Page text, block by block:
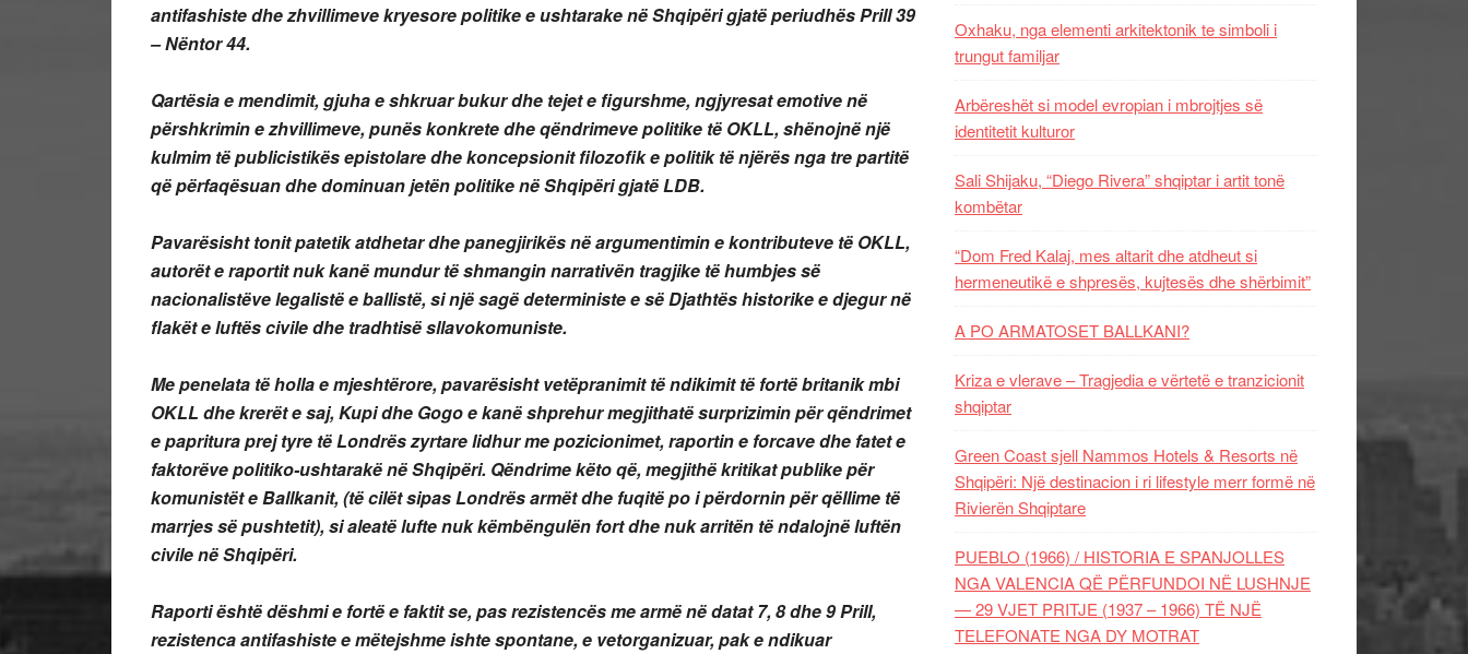
antifashiste dhe zhvillimeve kryesore politike e ushtarake në Shqipëri gjatë periudhës Prill 39
– Nëntor 44.
Qartësia e mendimit, gjuha e shkruar bukur dhe tejet e figurshme, ngjyresat emotive në
përshkrimin e zhvillimeve, punës konkrete dhe qëndrimeve politike të OKLL, shënojnë një
kulmim të publicistikës epistolare dhe koncepsionit filozofik e politik të njërës nga tre partitë
që përfaqësuan dhe dominuan jetën politike në Shqipëri gjatë LDB.
Pavarësisht tonit patetik atdhetar dhe panegjirikës në argumentimin e kontributeve të OKLL,
autorët e raportit nuk kanë mundur të shmangin narrativën tragjike të humbjes së
nacionalistëve legalistë e ballistë, si një sagë deterministe e së Djathtës historike e djegur në
flakët e luftës civile dhe tradhtisë sllavokomuniste.
Me penelata të holla e mjeshtërore, pavarësisht vetëpranimit të ndikimit të fortë britanik mbi
OKLL dhe krerët e saj, Kupi dhe Gogo e kanë shprehur megjithatë surprizimin për qëndrimet
e papritura prej tyre të Londrës zyrtare lidhur me pozicionimet, raportin e forcave dhe fatet e
faktorëve politiko-ushtarakë në Shqipëri. Qëndrime këto që, megjithë kritikat publike për
komunistët e Ballkanit, (të cilët sipas Londrës armët dhe fuqitë po i përdornin për qëllime të
marrjes së pushtetit), si aleatë lufte nuk këmbëngulën fort dhe nuk arritën të ndalojnë luftën
civile në Shqipëri.
Raporti është dëshmi e fortë e faktit se, pas rezistencës me armë në datat 7, 8 dhe 9 Prill,
rezistenca antifashiste e mëtejshme ishte spontane, e vetorganizuar, pak e ndikuar
Oxhaku, nga elementi arkitektonik te simboli i
trungut familjar
Arbëreshët si model evropian i mbrojtjes së
identitetit kulturor
Sali Shijaku, “Diego Rivera” shqiptar i artit tonë
kombëtar
“Dom Fred Kalaj, mes altarit dhe atdheut si
hermeneutikë e shpresës, kujtesës dhe shërbimit”
A PO ARMATOSET BALLKANI?
Kriza e vlerave – Tragjedia e vërtetë e tranzicionit
shqiptar
Green Coast sjell Nammos Hotels & Resorts në
Shqipëri: Një destinacion i ri lifestyle merr formë në
Rivierën Shqiptare
PUEBLO (1966) / HISTORIA E SPANJOLLES
NGA VALENCIA QË PËRFUNDOI NË LUSHNJE
— 29 VJET PRITJE (1937 – 1966) TË NJË
TELEFONATE NGA DY MOTRAT